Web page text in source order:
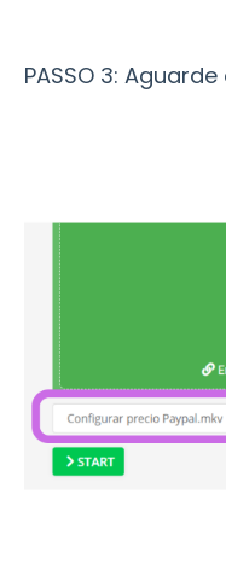
PASSO 3: